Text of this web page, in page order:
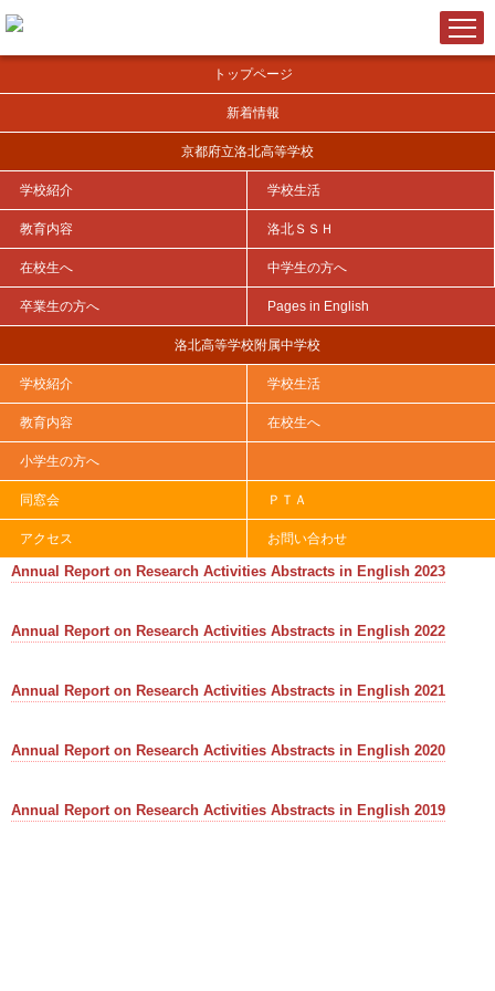
トップページ
新着情報
京都府立洛北高等学校
学校紹介 学校生活
教育内容 洛北ＳＳＨ
在校生へ 中学生の方へ
卒業生の方へ Pages in English
洛北高等学校附属中学校
学校紹介 学校生活
教育内容 在校生へ
小学生の方へ
同窓会 ＰＴＡ
アクセス お問い合わせ
ＨＯＭＥ
Annual Report on Research Activities Abstracts in English
Annual Report on Research Activities
Abstracts in English
Annual Report on Research Activities Abstracts in English 2025
Annual Report on Research Activities Abstracts in English 2024
Annual Report on Research Activities Abstracts in English 2023
Annual Report on Research Activities Abstracts in English 2022
Annual Report on Research Activities Abstracts in English 2021
Annual Report on Research Activities Abstracts in English 2020
Annual Report on Research Activities Abstracts in English 2019